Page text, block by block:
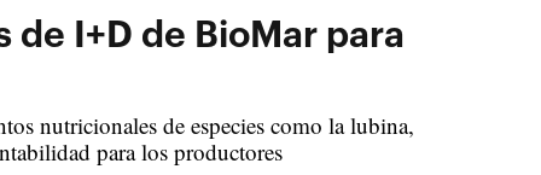
de I+D de BioMar para
nutricionales de especies como la lubina,
para los productores